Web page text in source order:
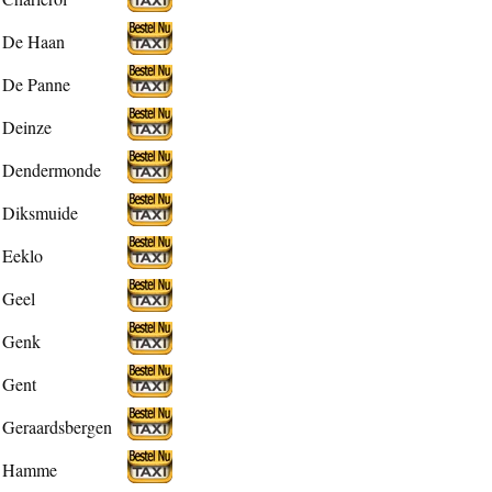
De Haan
De Panne
Deinze
Dendermonde
Diksmuide
Eeklo
Geel
Genk
Gent
Geraardsbergen
Hamme